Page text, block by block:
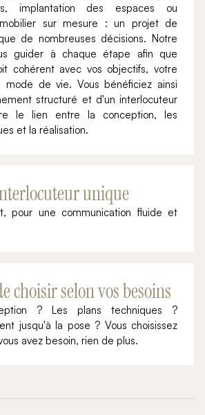
implantation des espaces ou
sur mesure : un projet de
de nombreuses décisions. Notre
guider à chaque étape afin que
cohérent avec vos objectifs, votre
de vie. Vous bénéficiez ainsi
structuré et d'un interlocuteur
le lien entre la conception, les
et la réalisation.
unique
pour une communication fluide et
choisir selon vos besoins
? Les plans techniques ?
jusqu'à la pose ? Vous choisissez
avez besoin, rien de plus.